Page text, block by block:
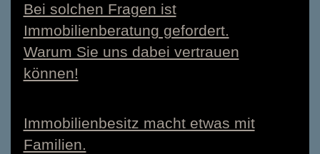
Bei solchen Fragen ist
Immobilienberatung gefordert.
Warum Sie uns dabei vertrauen
können!
Immobilienbesitz macht etwas mit
Familien.